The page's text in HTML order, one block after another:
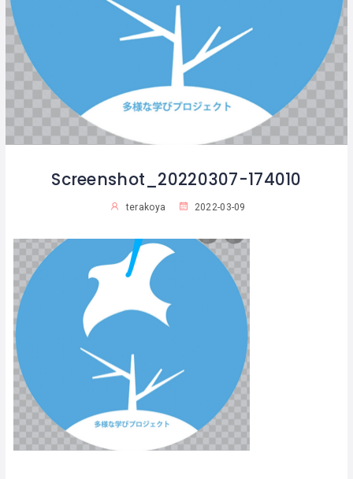
Screenshot_20220307-174010
terakoya 2022-03-09